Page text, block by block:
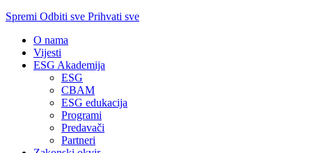
Spremi Odbiti sve Prihvati sve
O nama
Vijesti
ESG Akademija
ESG
CBAM
ESG edukacija
Programi
Predavači
Partneri